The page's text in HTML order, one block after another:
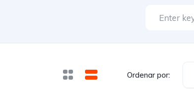
Ordenar por: